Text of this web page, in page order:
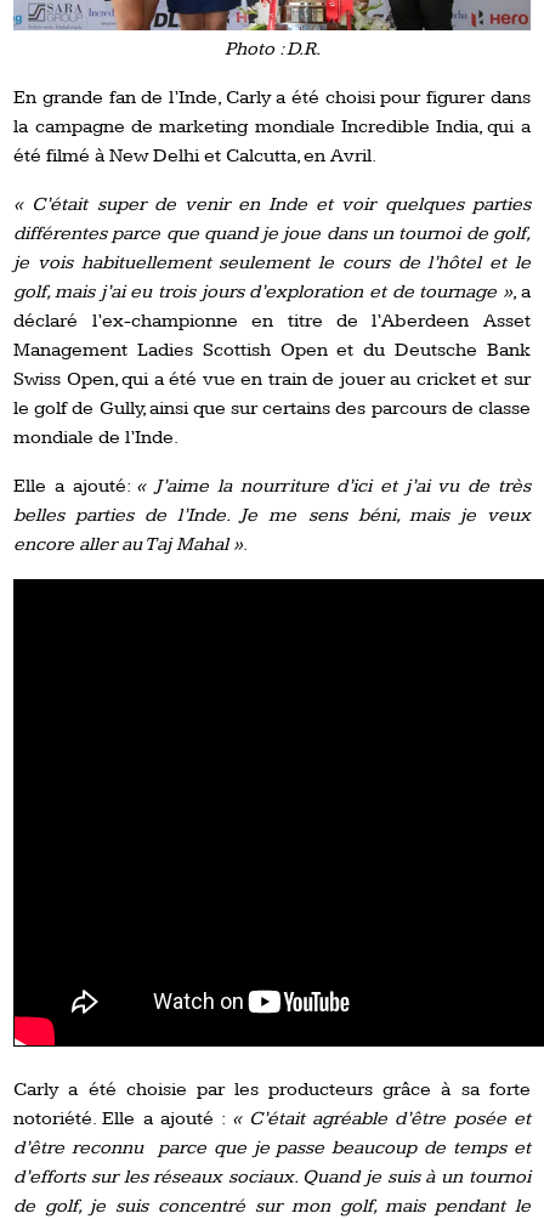
Photo : D.R.
En grande fan de l’Inde, Carly a été choisi pour figurer dans
la campagne de marketing mondiale Incredible India, qui a
été filmé à New Delhi et Calcutta, en Avril.
« C’était super de venir en Inde et voir quelques parties
différentes parce que quand je joue dans un tournoi de golf,
je vois habituellement seulement le cours de l’hôtel et le
golf, mais j’ai eu trois jours d’exploration et de tournage », a
déclaré l’ex-championne en titre de l’Aberdeen Asset
Management Ladies Scottish Open et du Deutsche Bank
Swiss Open, qui a été vue en train de jouer au cricket et sur
le golf de Gully, ainsi que sur certains des parcours de classe
mondiale de l’Inde.
Elle a ajouté: « J’aime la nourriture d’ici et j’ai vu de très
belles parties de l’Inde. Je me sens béni, mais je veux
encore aller au Taj Mahal ».
Carly a été choisie par les producteurs grâce à sa forte
notoriété. Elle a ajouté : « C’était agréable d’être posée et
d’être reconnu parce que je passe beaucoup de temps et
d’efforts sur les réseaux sociaux. Quand je suis à un tournoi
de golf, je suis concentré sur mon golf, mais pendant le